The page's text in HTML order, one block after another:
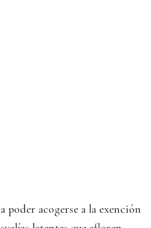
poder acogerse a la exención